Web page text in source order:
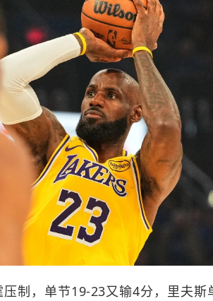
制，单节19-23又输4分，里夫斯